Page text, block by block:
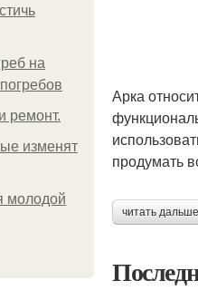
на
ремонт.
изменят
молодой
Арка
продумать
читать